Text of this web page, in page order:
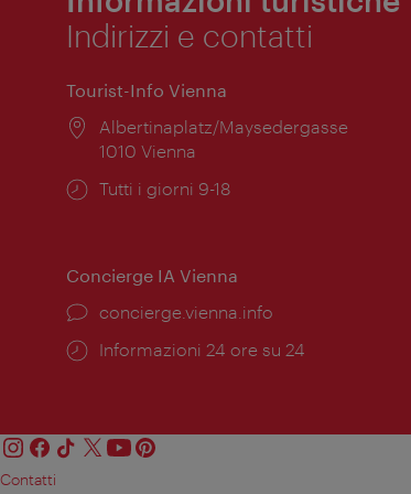
Indirizzi e contatti
Tourist-Info Vienna
Posizione:
Albertinaplatz/Maysedergasse
1010 Vienna
Orari
Tutti i giorni 9-18
Concierge IA Vienna
Ort:
concierge.vienna.info
Öffnungszeiten:
Informazioni 24 ore su 24
Contatti